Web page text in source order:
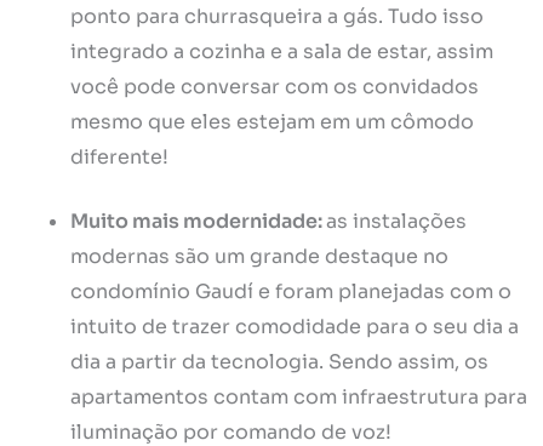
ponto para churrasqueira a gás. Tudo isso
integrado a cozinha e a sala de estar, assim
você pode conversar com os convidados
mesmo que eles estejam em um cômodo
diferente!
Muito mais modernidade:as instalações
modernas são um grande destaque no
condomínio Gaudí e foram planejadas com o
intuito de trazer comodidade para o seu dia a
dia a partir da tecnologia. Sendo assim, os
apartamentos contam com infraestrutura para
iluminação por comando de voz!